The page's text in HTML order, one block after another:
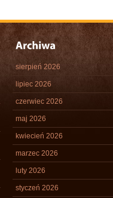
sierpień 2026
lipiec 2026
czerwiec 2026
maj 2026
kwiecień 2026
marzec 2026
luty 2026
styczeń 2026